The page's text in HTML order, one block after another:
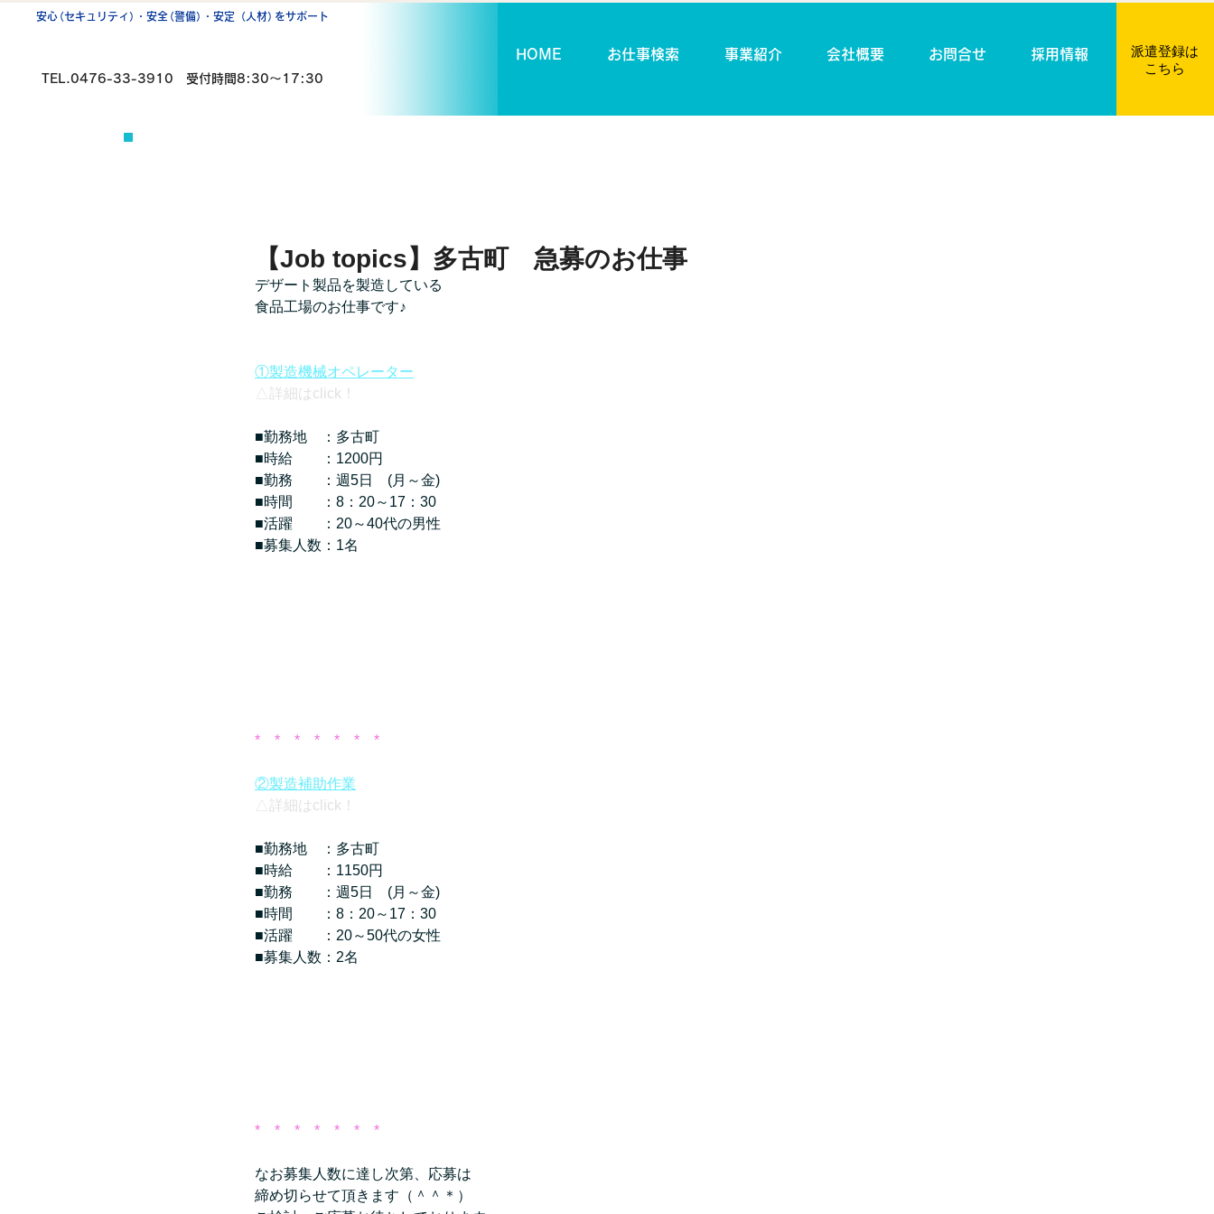
安心（セキュリティ） ・安全（警備） ・安定（人材） をサポート
TEL.0476-33-3910 受付時間8:30〜17:30
HOME お仕事検索 事業紹介 会社概要 お問合せ 採用情報
派遣登録は​
こちら
【Job topics】多古町 急募のお仕事
デザート製品を製造している
食品工場のお仕事です♪
①製造機械オペレーター
△詳細はclick！
■勤務地　：多古町
■時給　　：1200円
■勤務　　：週5日　(月～金)
■時間　　：8：20～17：30
■活躍　　：20～40代の男性
■募集人数：1名
*　*　*　*　*　*　*
②製造補助作業
△詳細はclick！
■勤務地　：多古町
■時給　　：1150円
■勤務　　：週5日　(月～金)
■時間　　：8：20～17：30
■活躍　　：20～50代の女性
■募集人数：2名
*　*　*　*　*　*　*
なお募集人数に達し次第、応募は
締め切らせて頂きます（＾＾＊）